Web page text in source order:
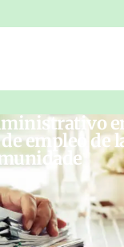
empleo de